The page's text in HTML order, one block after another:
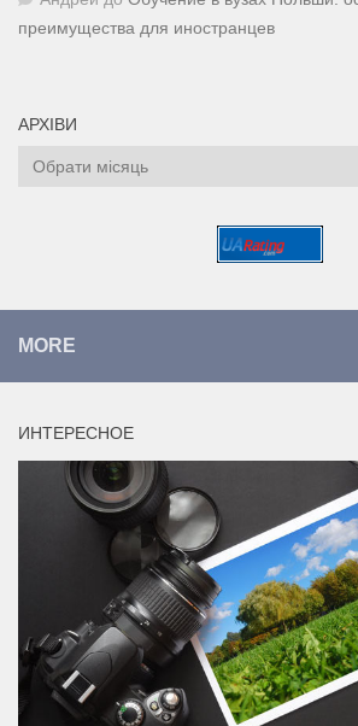
преимущества для иностранцев
АРХІВИ
Архіви
MORE
ИНТЕРЕСНОЕ